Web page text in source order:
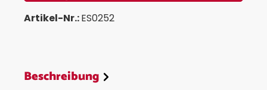
Artikel-Nr.:ES0252
Beschreibung